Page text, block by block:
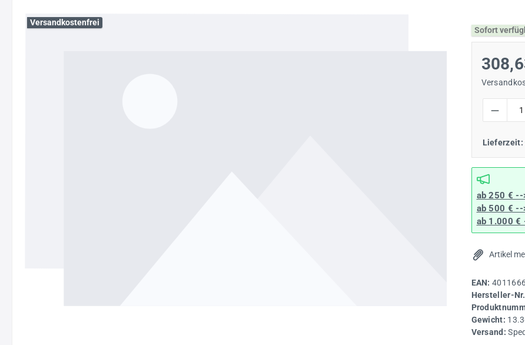
Bildergalerie überspringen
Versandkostenfrei
Sofort
Lieferzeit:
ab 250 € --
ab 500 €
ab 1.000 €
Artikel
EAN:
Hersteller-
Gewicht:
Versand: